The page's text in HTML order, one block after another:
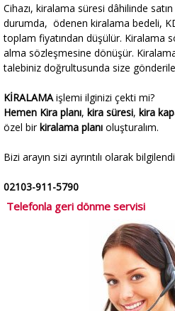
Cihazı, kiralama süresi dâhilinde satın
durumda, ödenen kiralama bedeli,
toplam fiyatından düşülür. Kiralama
alma sözleşmesine dönüşür. Kiralama
talebiniz doğrultusunda size
KİRALAMA işlemi ilginizi çekti mi?
Hemen Kira planı, kira süresi, kira
özel birkiralama planı oluşturalım.
Bizi arayın sizi ayrıntılı olarak
02103-911-5790
Telefonla geri dönme servisi